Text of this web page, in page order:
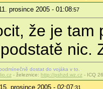
prosince 2005 - 01:08:57
že je tam
nic.
dostat do vojáka v to.
- železnice: http://pshzd.wz.cz - ICQ
prosince 2005 - 02:07:31